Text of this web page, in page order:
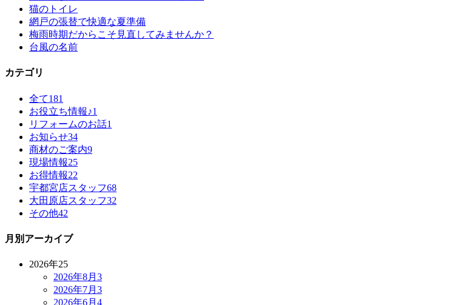
猫のトイレ
網戸の張替で快適な夏準備
梅雨時期だからこそ見直してみませんか？
台風の名前
カテゴリ
全て181
お役立ち情報♪1
リフォームのお話1
お知らせ34
商材のご案内9
現場情報25
お得情報22
宇都宮店スタッフ68
大田原店スタッフ32
その他42
月別アーカイブ
2026年25
2026年8月 3
2026年7月 3
2026年6月 4